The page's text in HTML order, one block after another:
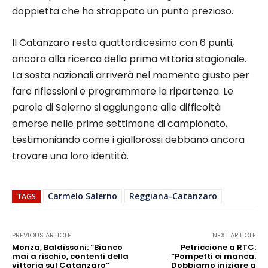
doppietta che ha strappato un punto prezioso.
Il Catanzaro resta quattordicesimo con 6 punti,
ancora alla ricerca della prima vittoria stagionale.
La sosta nazionali arriverà nel momento giusto per
fare riflessioni e programmare la ripartenza. Le
parole di Salerno si aggiungono alle difficoltà
emerse nelle prime settimane di campionato,
testimoniando come i giallorossi debbano ancora
trovare una loro identità.
TAGS Carmelo Salerno Reggiana-Catanzaro
PREVIOUS ARTICLE
Monza, Baldissoni: “Bianco
mai a rischio, contenti della
vittoria sul Catanzaro”
NEXT ARTICLE
Petriccione a RTC:
“Pompetti ci manca.
Dobbiamo iniziare a